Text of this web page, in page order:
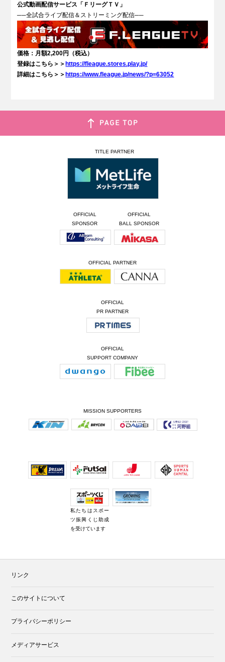
公式動画配信サービス「ＦリーグＴＶ」
──全試合ライブ配信＆ストリーミング配信──
価格：月額2,200円（税込）
登録はこちら＞＞ https://fleague.stores.play.jp/
詳細はこちら＞＞ https://www.fleague.jp/news/?p=63052
TITLE PARTNER
OFFICIAL
SPONSOR
OFFICIAL
BALL SPONSOR
OFFICIAL PARTNER
OFFICIAL
PR PARTNER
OFFICIAL
SUPPORT COMPANY
MISSION SUPPORTERS
私たちはスポー
ツ振興くじ助成
を受けています
リンク
このサイトについて
プライバシーポリシー
メディアサービス